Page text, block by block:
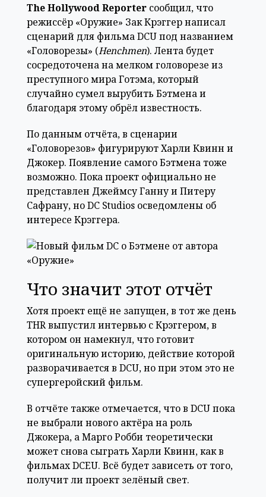
The Hollywood Reporter сообщил, что
режиссёр «Оружие» Зак Крэггер написал
сценарий для фильма DCU под названием
«Головорезы» (Henchmen). Лента будет
сосредоточена на мелком головорезе из
преступного мира Готэма, который
случайно сумел вырубить Бэтмена и
благодаря этому обрёл известность.
По данным отчёта, в сценарии
«Головорезов» фигурируют Харли Квинн и
Джокер. Появление самого Бэтмена тоже
возможно. Пока проект официально не
представлен Джеймсу Ганну и Питеру
Сафрану, но DC Studios осведомлены об
интересе Крэггера.
Что значит этот отчёт
Хотя проект ещё не запущен, в тот же день
THR выпустил интервью с Крэггером, в
котором он намекнул, что готовит
оригинальную историю, действие которой
разворачивается в DCU, но при этом это не
супергеройский фильм.
В отчёте также отмечается, что в DCU пока
не выбрали нового актёра на роль
Джокера, а Марго Робби теоретически
может снова сыграть Харли Квинн, как в
фильмах DCEU. Всё будет зависеть от того,
получит ли проект зелёный свет.